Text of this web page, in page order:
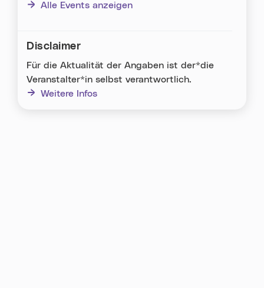
Alle Events anzeigen
Disclaimer
Für die Aktualität der Angaben ist der*die
Veranstalter*in selbst verantwortlich.
Weitere Infos